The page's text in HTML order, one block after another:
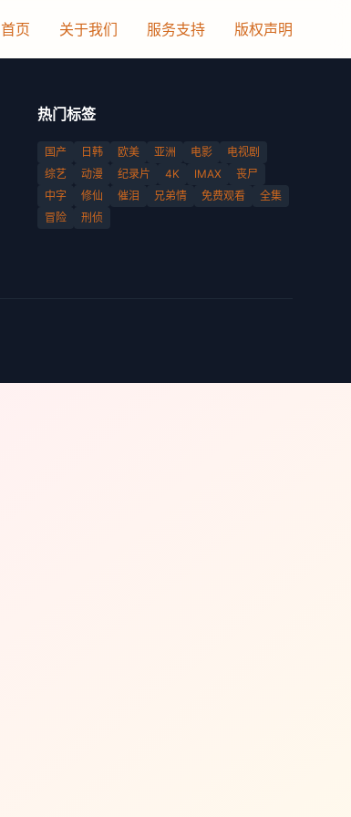
首页 关于我们 服务支持 版权声明
热门标签
国产 日韩 欧美 亚洲 电影
电视剧
综艺
动漫 纪录片 4K IMAX
丧尸
中字
修仙 催泪 兄弟情 免费观看
全集
冒险
刑侦